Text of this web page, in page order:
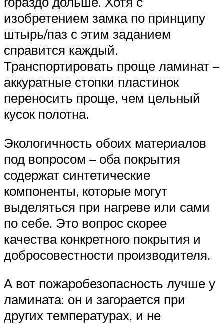
изобретением замка по принципу
штырь/паз с этим заданием
справится каждый.
Транспортировать проще ламинат –
аккуратные стопки пластинок
переносить проще, чем цельный
кусок полотна.
Экологичность обоих материалов
под вопросом – оба покрытия
содержат синтетические
компоненты, которые могут
выделяться при нагреве или сами
по себе. Это вопрос скорее
качества конкретного покрытия и
добросовестности производителя.
А вот пожаробезопасность лучше у
ламината: он и загорается при
других температурах, и не